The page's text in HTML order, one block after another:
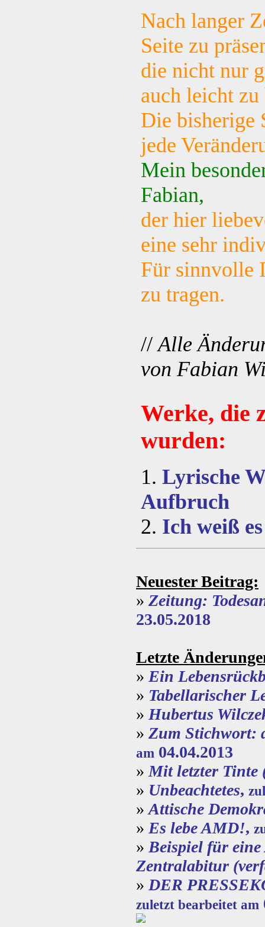
Nach langer
Seite zu
die nicht nur
auch leicht zu
Die bisherige
jede
Mein
Fabian,
der hier
eine sehr
Für sinnvolle
zu tragen.
//Alle
von Fabian
Werke, die
wurden:
1. Lyrische
Aufbruch
2. Ich weiß
Neuester Beitrag:
» Zeitung:
23.05.2018
Letzte
» Ein
» Tabellarischer
» Hubertus
» Zum Stichwort:
am 04.04.2013
» Mit letzter Tinte
» Unbeachtetes,
»Attische
» Es lebe AMD!,
» Beispiel für
Zentralabitur
» DER
zuletzt bearbeitet am